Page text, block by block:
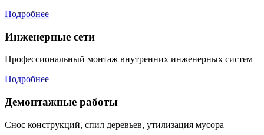
Подробнее
Инженерные сети
Профессиональный монтаж внутренних инженерных систем
Подробнее
Демонтажные работы
Снос конструкций, спил деревьев, утилизация мусора